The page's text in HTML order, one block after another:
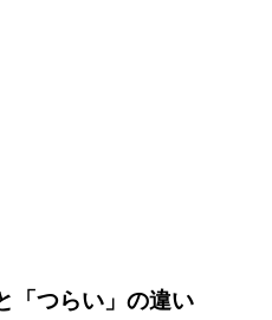
「つらい」の違い